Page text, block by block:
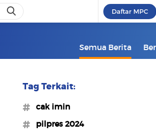
Daftar MPC
Semua Berita
Tag Terkait:
#cak imin
#pilpres 2024